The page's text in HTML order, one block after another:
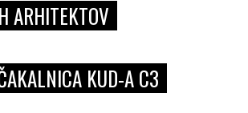
ARHITEKTOV
KUD-A C3